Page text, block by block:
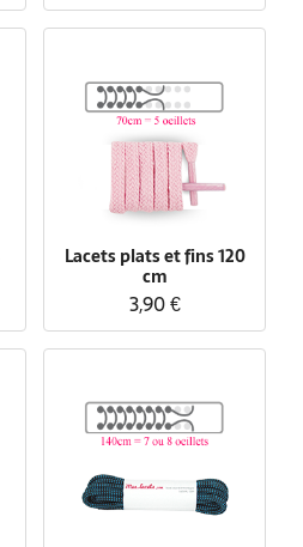
Lacets plats et fins 120
cm
3,90 €